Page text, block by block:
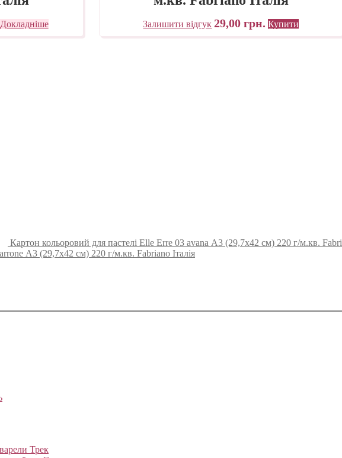
Докладніше Залишити відгук 29,00грн. Купити
Картон кольоровий для пастелі Elle Erre 03 avana А3 (29,7х42 см) 220 г/м.кв.
А3 (29,7х42 см) 220 г/м.кв. Fabriano Італія
Трек